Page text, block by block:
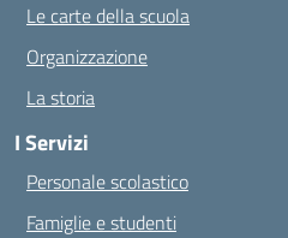
Le carte della scuola
Organizzazione
La storia
I Servizi
Personale scolastico
Famiglie e studenti